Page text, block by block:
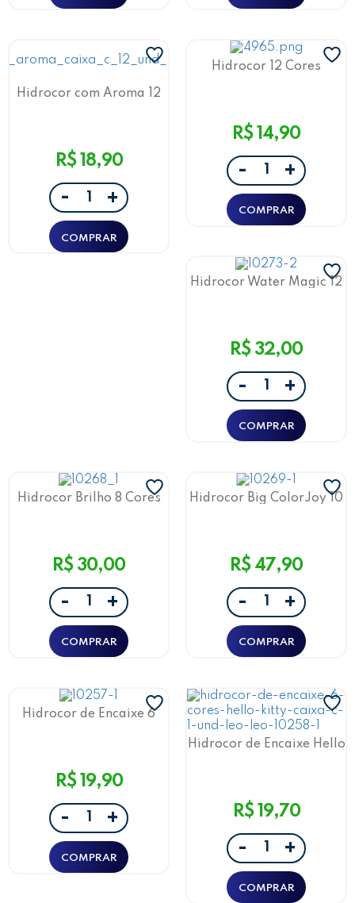
Hidrocor com Aroma 12
R$ 18,90
- +
Hidrocor 12 Cores
R$ 14,90
- +
Hidrocor Water Magic 12
R$ 32,00
- +
Hidrocor Brilho 8 Cores
R$ 30,00
- +
Hidrocor Big ColorJoy 10
R$ 47,90
- +
Hidrocor de Encaixe 6
R$ 19,90
- +
Hidrocor de Encaixe Hello
R$ 19,70
- +